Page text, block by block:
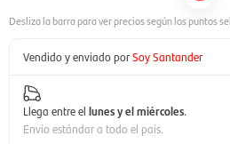
Vendido y enviado porSoy Santander
Llega entre el lunes y el miércoles.
Envío estándar a todo el país.